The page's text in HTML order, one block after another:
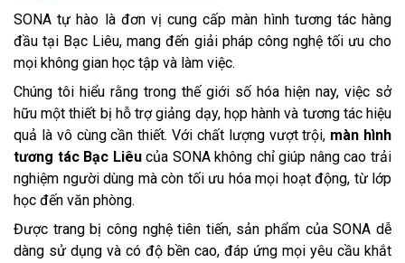
SONA tự hào là đơn vị cung cấp màn hình tương tác hàng
đầu tại Bạc Liêu, mang đến giải pháp công nghệ tối ưu cho
mọi không gian học tập và làm việc.
Chúng tôi hiểu rằng trong thế giới số hóa hiện nay, việc sở
hữu một thiết bị hỗ trợ giảng dạy, họp hành và tương tác hiệu
quả là vô cùng cần thiết. Với chất lượng vượt trội, màn hình
tương tác Bạc Liêucủa SONA không chỉ giúp nâng cao trải
nghiệm người dùng mà còn tối ưu hóa mọi hoạt động, từ lớp
học đến văn phòng.
Được trang bị công nghệ tiên tiến, sản phẩm của SONA dễ
dàng sử dụng và có độ bền cao, đáp ứng mọi yêu cầu khắt